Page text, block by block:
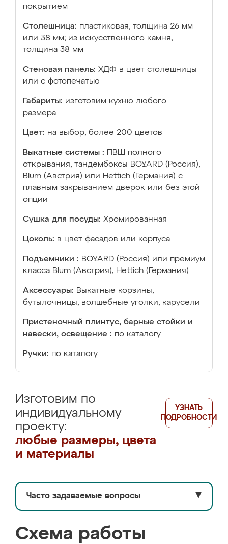
покрытием
Столешница: пластиковая, толщина 26 мм
или 38 мм; из искусственного камня,
толщина 38 мм
Стеновая панель: ХДФ в цвет столешницы
или с фотопечатью
Габариты: изготовим кухню любого
размера
Цвет: на выбор, более 200 цветов
Выкатные системы :
ПВШ полного
открывания, тандембоксы BOYARD (Россия),
Blum (Австрия) или Hettich (Германия) с
плавным закрыванием дверок или без этой
опции
Сушка для посуды: Хромированная
Цоколь: в цвет фасадов или корпуса
Подъемники : BOYARD (Россия) или премиум
класса Blum (Австрия), Hettich (Германия)
Аксессуары: Выкатные корзины,
бутылочницы, волшебные уголки, карусели
Пристеночный плинтус, барные стойки и
навески, освещение : по каталогу
Ручки: по каталогу
Изготовим по
индивидуальному
проекту:
любые размеры, цвета
и материалы
УЗНАТЬ
ПОДРОБНОСТИ
Часто задаваемые вопросы ▼
Схема работы